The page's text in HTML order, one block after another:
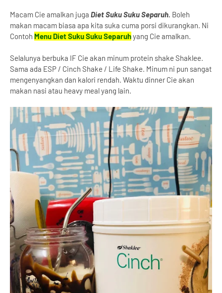
Macam Cie amalkan juga Diet Suku Suku Separuh. Boleh
makan macam biasa apa kita suka cuma porsi dikurangkan. Ni
Contoh Menu Diet Suku Suku Separuhyang Cie amalkan.
Selalunya berbuka IF Cie akan minum protein shake Shaklee.
Sama ada ESP / Cinch Shake / Life Shake. Minum ni pun sangat
mengenyangkan dan kalori rendah. Waktu dinner Cie akan
makan nasi atau heavy meal yang lain.